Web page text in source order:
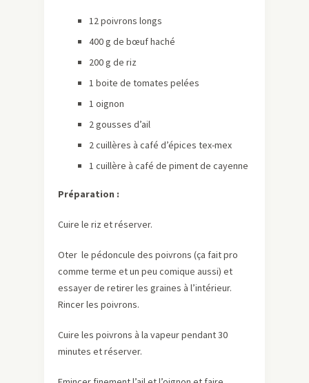
12 poivrons longs
400 g de bœuf haché
200 g de riz
1 boite de tomates pelées
1 oignon
2 gousses d’ail
2 cuillères à café d’épices tex-mex
1 cuillère à café de piment de cayenne
Préparation :
Cuire le riz et réserver.
Oter le pédoncule des poivrons (ça fait pro
comme terme et un peu comique aussi) et
essayer de retirer les graines à l’intérieur.
Rincer les poivrons.
Cuire les poivrons à la vapeur pendant 30
minutes et réserver.